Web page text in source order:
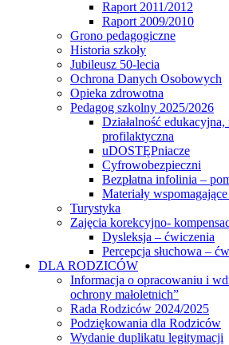
Raport 2011/2012
Raport 2009/2010
Grono pedagogiczne
Historia szkoły
Jubileusz 50-lecia
Ochrona Danych Osobowych
Opieka zdrowotna
Pedagog szkolny 2025/2026
Działalność
profilaktyczna
uDOSTĘPniacze
Cyfrowobezpieczni
Bezpłatna infolinia –
Materiały
Turystyka
Zajęcia korekcyjno-
Dysleksja – ćwiczenia
Percepcja słuchowa –
DLA RODZICÓW
Informacja o opracowaniu i
ochrony małoletnich”
Rada Rodziców 2024/2025
Podziękowania dla Rodziców
Wydanie duplikatu legitymacji